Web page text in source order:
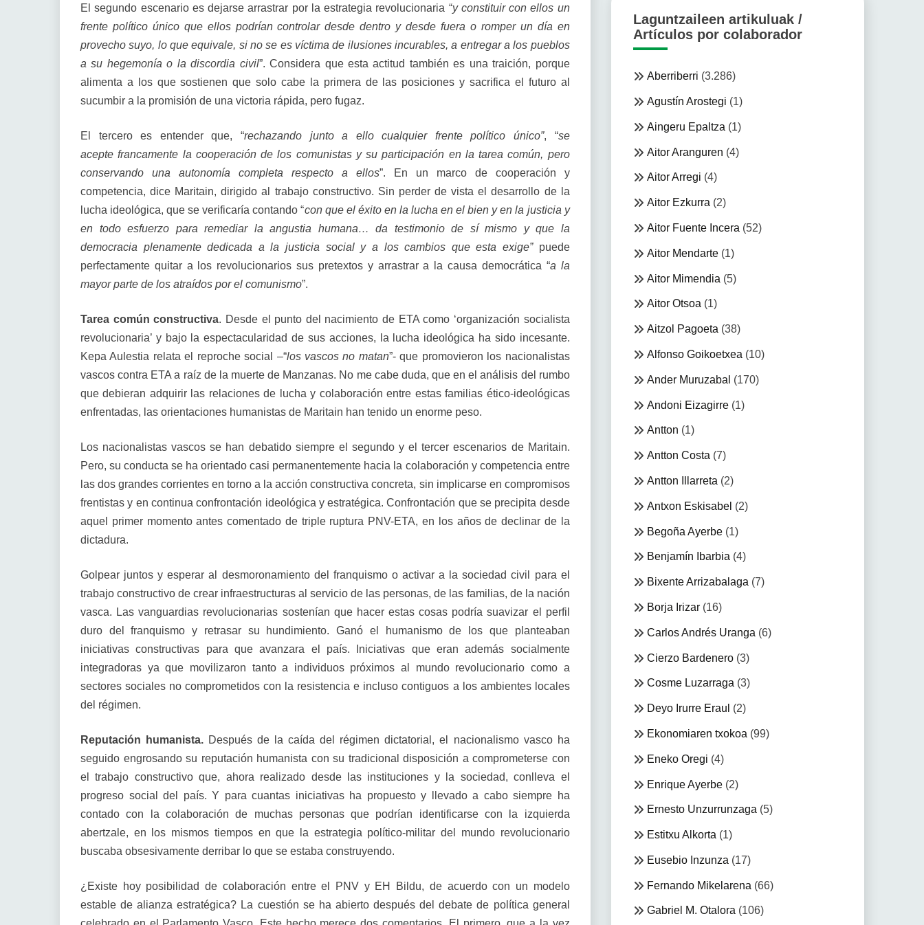
El segundo escenario es dejarse arrastrar por la estrategia revolucionaria “y constituir con ellos un
frente político único que ellos podrían controlar desde dentro y desde fuera o romper un día en
provecho suyo, lo que equivale, si no se es víctima de ilusiones incurables, a entregar a los pueblos
a su hegemonía o la discordia civil”. Considera que esta actitud también es una traición, porque
alimenta a los que sostienen que solo cabe la primera de las posiciones y sacrifica el futuro al
sucumbir a la promisión de una victoria rápida, pero fugaz.
El tercero es entender que, “rechazando junto a ello cualquier frente político único”, “se
acepte francamente la cooperación de los comunistas y su participación en la tarea común, pero
conservando una autonomía completa respecto a ellos”. En un marco de cooperación y
competencia, dice Maritain, dirigido al trabajo constructivo. Sin perder de vista el desarrollo de la
lucha ideológica, que se verificaría contando “con que el éxito en la lucha en el bien y en la justicia y
en todo esfuerzo para remediar la angustia humana… da testimonio de sí mismo y que la
democracia plenamente dedicada a la justicia social y a los cambios que esta exige”puede
perfectamente quitar a los revolucionarios sus pretextos y arrastrar a la causa democrática “a la
mayor parte de los atraídos por el comunismo”.
Tarea común constructiva. Desde el punto del nacimiento de ETA como ‘organización socialista
revolucionaria’ y bajo la espectacularidad de sus acciones, la lucha ideológica ha sido incesante.
Kepa Aulestia relata el reproche social –“los vascos no matan”- que promovieron los nacionalistas
vascos contra ETA a raíz de la muerte de Manzanas. No me cabe duda, que en el análisis del rumbo
que debieran adquirir las relaciones de lucha y colaboración entre estas familias ético-ideológicas
enfrentadas, las orientaciones humanistas de Maritain han tenido un enorme peso.
Los nacionalistas vascos se han debatido siempre el segundo y el tercer escenarios de Maritain.
Pero, su conducta se ha orientado casi permanentemente hacia la colaboración y competencia entre
las dos grandes corrientes en torno a la acción constructiva concreta, sin implicarse en compromisos
frentistas y en continua confrontación ideológica y estratégica. Confrontación que se precipita desde
aquel primer momento antes comentado de triple ruptura PNV-ETA, en los años de declinar de la
dictadura.
Golpear juntos y esperar al desmoronamiento del franquismo o activar a la sociedad civil para el
trabajo constructivo de crear infraestructuras al servicio de las personas, de las familias, de la nación
vasca. Las vanguardias revolucionarias sostenían que hacer estas cosas podría suavizar el perfil
duro del franquismo y retrasar su hundimiento. Ganó el humanismo de los que planteaban
iniciativas constructivas para que avanzara el país. Iniciativas que eran además socialmente
integradoras ya que movilizaron tanto a individuos próximos al mundo revolucionario como a
sectores sociales no comprometidos con la resistencia e incluso contiguos a los ambientes locales
del régimen.
Reputación humanista. Después de la caída del régimen dictatorial, el nacionalismo vasco ha
seguido engrosando su reputación humanista con su tradicional disposición a comprometerse con
el trabajo constructivo que, ahora realizado desde las instituciones y la sociedad, conlleva el
progreso social del país. Y para cuantas iniciativas ha propuesto y llevado a cabo siempre ha
contado con la colaboración de muchas personas que podrían identificarse con la izquierda
abertzale, en los mismos tiempos en que la estrategia político-militar del mundo revolucionario
buscaba obsesivamente derribar lo que se estaba construyendo.
¿Existe hoy posibilidad de colaboración entre el PNV y EH Bildu, de acuerdo con un modelo
estable de alianza estratégica? La cuestión se ha abierto después del debate de política general
Laguntzaileen artikuluak /
Artículos por colaborador
Aberriberri (3.286)
Agustín Arostegi (1)
Aingeru Epaltza (1)
Aitor Aranguren (4)
Aitor Arregi (4)
Aitor Ezkurra (2)
Aitor Fuente Incera (52)
Aitor Mendarte(1)
Aitor Mimendia (5)
Aitor Otsoa (1)
Aitzol Pagoeta (38)
Alfonso Goikoetxea (10)
Ander Muruzabal (170)
Andoni Eizagirre(1)
Antton (1)
Antton Costa (7)
Antton Illarreta (2)
Antxon Eskisabel (2)
Begoña Ayerbe(1)
Benjamín Ibarbia (4)
Bixente Arrizabalaga (7)
Borja Irizar(16)
Carlos Andrés Uranga (6)
Cierzo Bardenero(3)
Cosme Luzarraga (3)
Deyo Irurre Eraul (2)
Ekonomiaren txokoa (99)
Eneko Oregi (4)
Enrique Ayerbe(2)
Ernesto Unzurrunzaga (5)
Estitxu Alkorta (1)
Eusebio Inzunza (17)
Fernando Mikelarena (66)
Gabriel M. Otalora(106)